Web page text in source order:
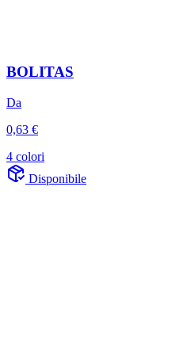
BOLITAS
Da
0,63 €
4 colori
Disponibile